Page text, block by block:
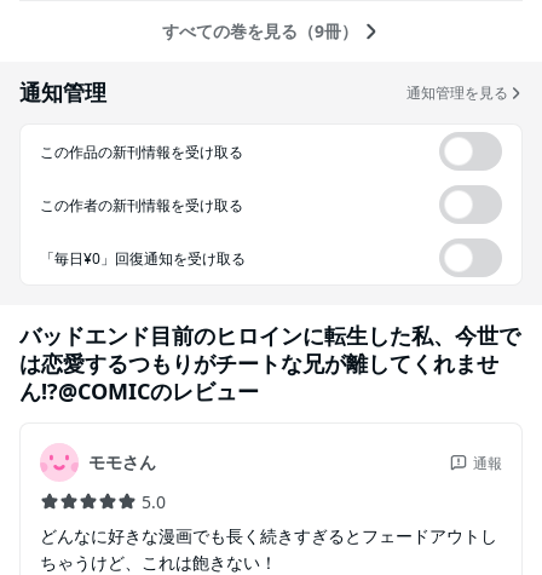
すべての巻を見る（9冊）
通知管理 通知管理を見る
この作品の新刊情報を受け取る
この作者の新刊情報を受け取る
「毎日¥0」回復通知を受け取る
バッドエンド目前のヒロインに転生した私、今世で
は恋愛するつもりがチートな兄が離してくれませ
ん!?@COMICのレビュー
モモさん 通報
5.0
どんなに好きな漫画でも長く続きすぎるとフェードアウトし
ちゃうけど、これは飽きない！